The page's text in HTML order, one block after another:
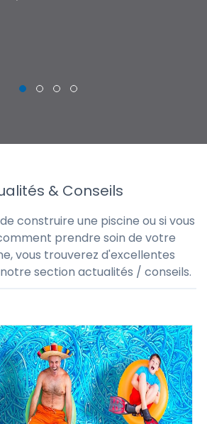
& Conseils
construire une piscine ou si vous
prendre soin de votre
vous trouverez d'excellentes
section actualités / conseils.